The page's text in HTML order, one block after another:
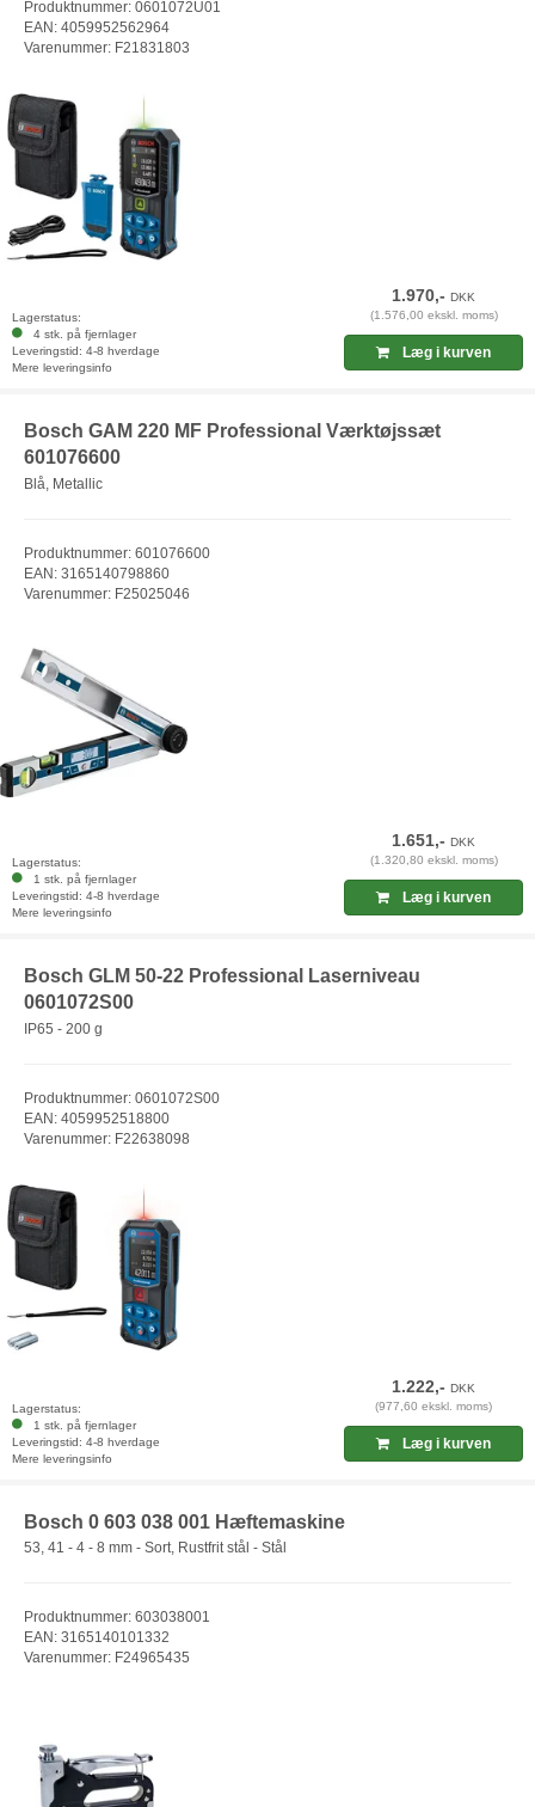
Produktnummer: 0601072U01
EAN: 4059952562964
Varenummer: F21831803
Lagerstatus:
4 stk. på fjernlager
Leveringstid: 4-8 hverdage
Mere leveringsinfo
1.970,-DKK
(1.576,00 ekskl. moms)
Læg i kurven
Bosch GAM 220 MF Professional Værktøjssæt
601076600
Blå, Metallic
Produktnummer: 601076600
EAN: 3165140798860
Varenummer: F25025046
Lagerstatus:
1 stk. på fjernlager
Leveringstid: 4-8 hverdage
Mere leveringsinfo
1.651,-DKK
(1.320,80 ekskl. moms)
Læg i kurven
Bosch GLM 50-22 Professional Laserniveau
0601072S00
IP65 - 200 g
Produktnummer: 0601072S00
EAN: 4059952518800
Varenummer: F22638098
Lagerstatus:
1 stk. på fjernlager
Leveringstid: 4-8 hverdage
Mere leveringsinfo
1.222,-DKK
(977,60 ekskl. moms)
Læg i kurven
Bosch 0 603 038 001 Hæftemaskine
53, 41 - 4 - 8 mm - Sort, Rustfrit stål - Stål
Produktnummer: 603038001
EAN: 3165140101332
Varenummer: F24965435